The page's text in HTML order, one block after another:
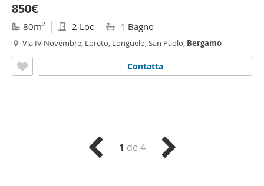
850€
80m2 2 Loc 1 Bagno
Via IV Novembre, Loreto, Longuelo, San Paolo, Bergamo
Contatta
1 de 4